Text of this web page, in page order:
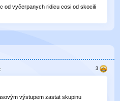
od vyčerpanych ridicu cosi od skocili
výstupem zastat skupinu